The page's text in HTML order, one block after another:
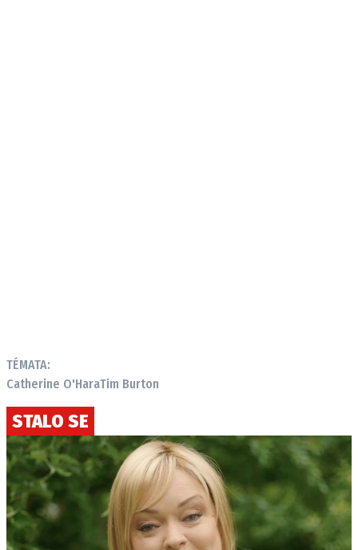
TÉMATA:
Catherine O'HaraTim Burton
STALO SE